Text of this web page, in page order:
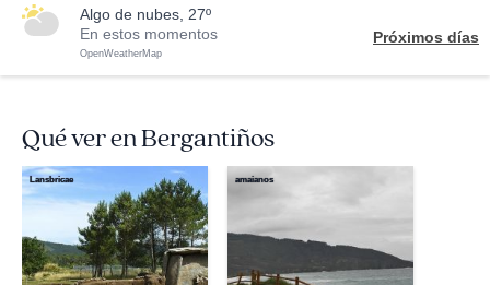
algo de nubes, 27º
En estos momentos
OpenWeatherMap
Próximos días
Qué ver en Bergantiños
Lansbricae amaianos